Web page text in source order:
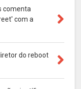
comenta
com a
do reboot